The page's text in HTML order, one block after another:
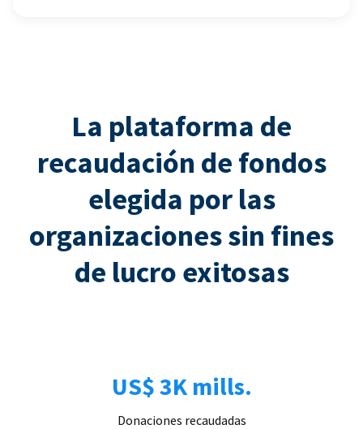
La plataforma de
recaudación de fondos
elegida por las
organizaciones sin fines
de lucro exitosas
US$ 3K mills.
Donaciones recaudadas